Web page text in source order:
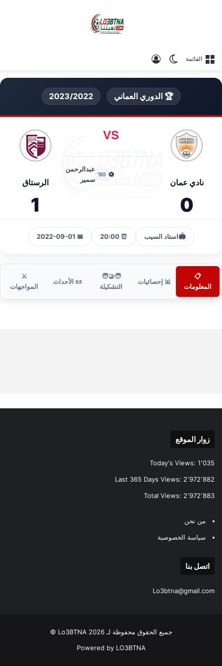
القائمة الوضع المظلم
🏆 الدوري العماني 2023/2022
نادي عمان
0
VS
⚽
90'
عبدالرحمن
سمير
الرستاق
1
🏟️استاد السيب ⏰ 20:00
📅 2022-09-01
📋
المعلومات
📊 إحصائيات
🧑‍🤝‍🧑
التشكيلة
📜 الأحداث
⚔️
المواجهات
زوار الموقع
Today's Views: 1٬035
Last 365 Days Views: 2٬972٬882
Total Views: 2٬972٬883
من نحن
سياسة الخصوصية
اتصل بنا
Lo3btna@gmail.com
جميع الحقوق محفوظة لـ Lo3BTNA 2026 ©
Powered by LO3BTNA